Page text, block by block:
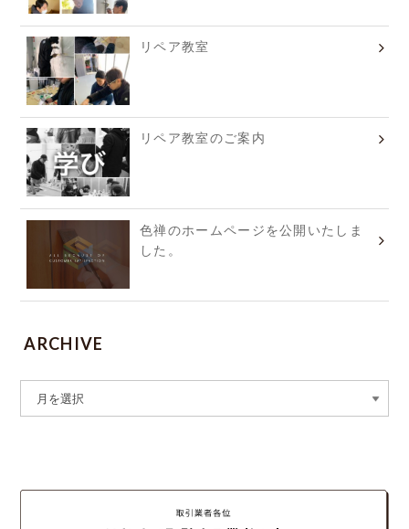
リペア教室
リペア教室のご案内
色禅のホームページを公開いたしま
した。
ARCHIVE